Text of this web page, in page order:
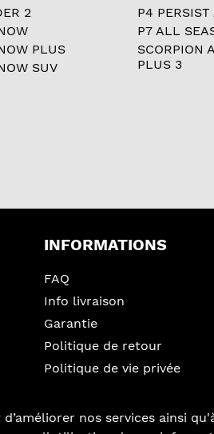
2
PLUS
SUV
P4
P7 ALL
SCORPION
PLUS 3
INFORMATIONS
FAQ
Info livraison
Garantie
Politique de retour
Politique de vie privée
nos services ainsi